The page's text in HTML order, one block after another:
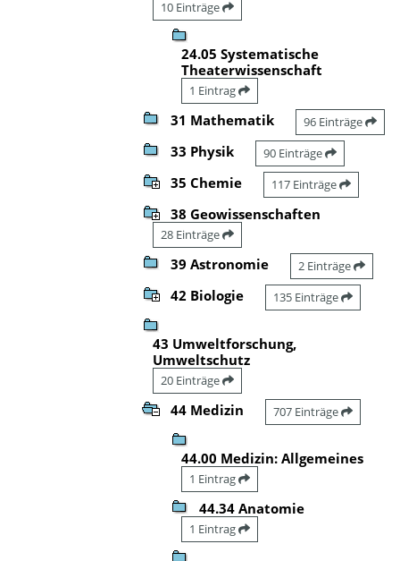
10 Einträge
24.05 Systematische
Theaterwissenschaft
1 Eintrag
31 Mathematik 96 Einträge
33 Physik 90 Einträge
35 Chemie 117 Einträge
38 Geowissenschaften
28 Einträge
39 Astronomie 2 Einträge
42 Biologie 135 Einträge
43 Umweltforschung,
Umweltschutz
20 Einträge
44 Medizin 707 Einträge
44.00 Medizin: Allgemeines
1 Eintrag
44.34 Anatomie
1 Eintrag